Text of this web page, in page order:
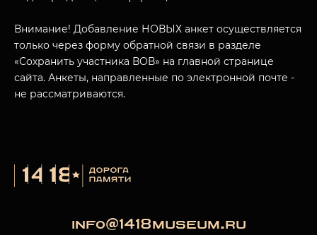
О НАС
Внимание! Добавление НОВЫХ анкет осуществляется
только через форму обратной связи в разделе
«Сохранить участника ВОВ» на главной странице
сайта. Анкеты, направленные по электронной почте -
не рассматриваются.
info@1418museum.ru